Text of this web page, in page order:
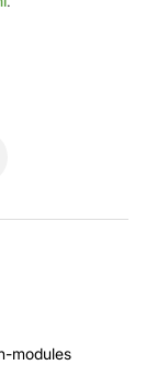
modules